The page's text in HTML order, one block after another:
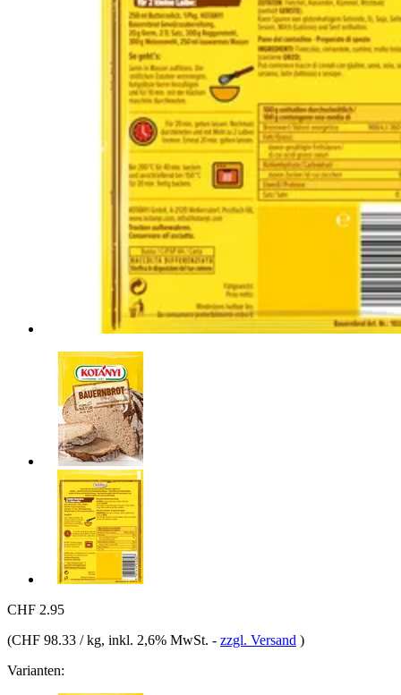
CHF 2.95
(CHF 98.33 / kg, inkl. 2,6% MwSt. - zzgl. Versand )
Varianten: